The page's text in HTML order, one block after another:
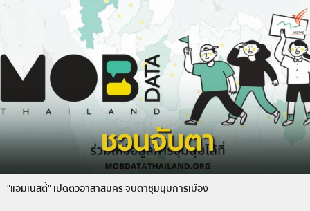
"แอมเนสตี้" เปิดตัวอาสาสมัคร จับตาชุมนุมการเมือง